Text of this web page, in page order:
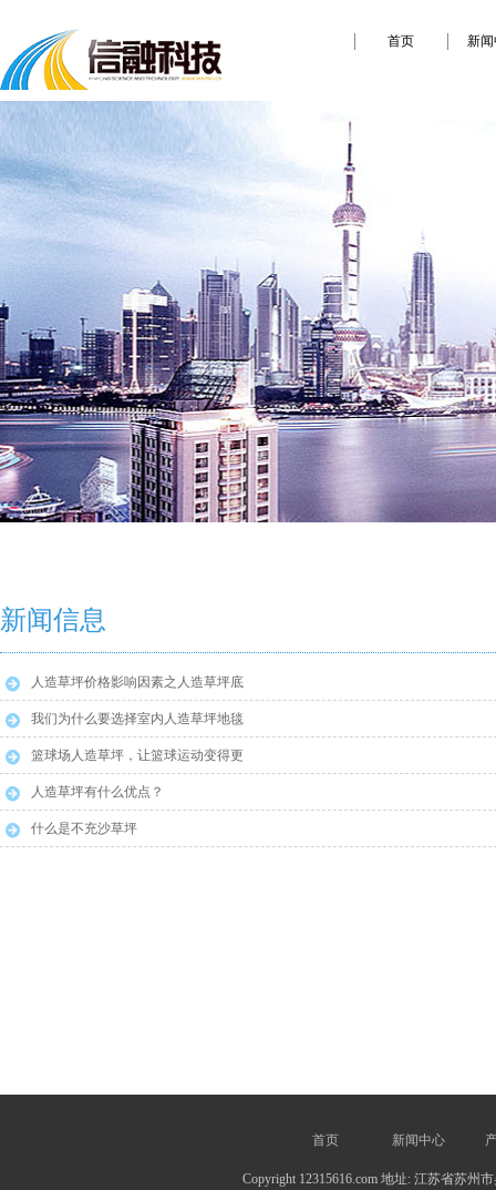
首页 新
新闻信息
人造草坪价格影响因素之人造草坪底
布
我们为什么要选择室内人造草坪地毯
篮球场人造草坪，让篮球运动变得更
安全
人造草坪有什么优点？
什么是不充沙草坪
首页 新闻中心
Copyright 12315616.com 地址: 江苏省苏州